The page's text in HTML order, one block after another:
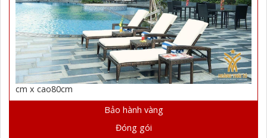
cm x cao80cm
Bảo hành vàng
Đóng gói